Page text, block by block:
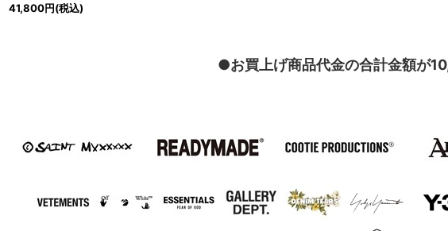
41,800円(税込)
●お買上げ商品代金の合計金額が